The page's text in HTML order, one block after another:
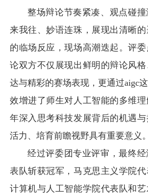
整场辩论节奏紧凑、观点碰
来我往、妙语连珠，展现出清晰
的临场反应，现场高潮迭起。评
论双方不仅展现出鲜明的辩论风
达与精彩的赛场表现，更通过aigc
效增进了师生对人工智能的多维
年深入思考科技发展背后的机遇
活力、培育前瞻视野具有重要意义。
经过评委团专业评审，最终
表队斩获冠军，马克思主义学院代
计算机与人工智能学院代表队和